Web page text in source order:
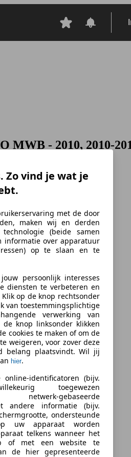
MWB - 2010, 2010-
Zo vind je wat je
met de door
maken wij en derden
(beide samen
informatie over apparatuur
op te slaan en te
persoonlijk interesses
diensten te verbeteren en
op de knop rechtsonder
van toestemmingsplichtige
verwerking van
de knop linksonder klikken
cookies te maken of om de
weigeren, voor zover deze
belang plaatsvindt. Wil jij
hier.
identificatoren (bijv.
toegewezen
gebaseerde
andere informatie (bijv.
ondersteunde
uw apparaat worden
telkens wanneer het
of met een website te
de hier gepresenteerde